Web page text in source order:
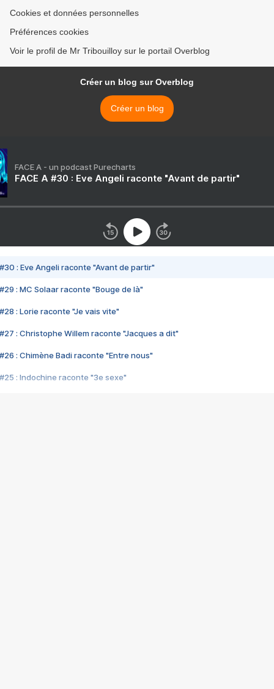
Cookies et données personnelles
Préférences cookies
Voir le profil de Mr Tribouilloy sur le portail Overblog
Créer un blog sur Overblog
Créer un blog
FACE A - un podcast Purecharts
FACE A #30 : Eve Angeli raconte "Avant de partir"
#30 : Eve Angeli raconte "Avant de partir"
#29 : MC Solaar raconte "Bouge de là"
#28 : Lorie raconte "Je vais vite"
#27 : Christophe Willem raconte "Jacques a dit"
#26 : Chimène Badi raconte "Entre nous"
#25 : Indochine raconte "3e sexe"